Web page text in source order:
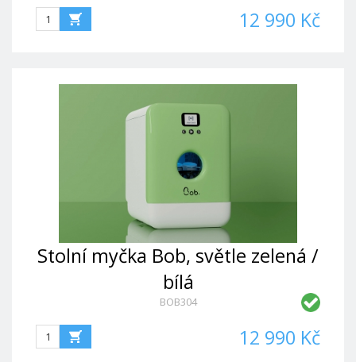
12 990 Kč
Stolní myčka Bob, světle zelená /
bílá
BOB304
12 990 Kč